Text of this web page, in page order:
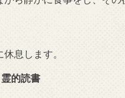
息します。
的読書